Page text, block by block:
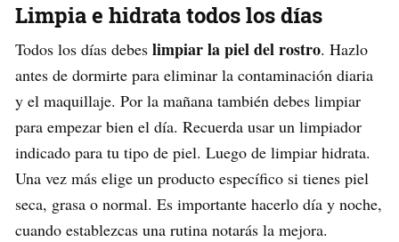
Limpia e hidrata todos los días
Todos los días debes limpiar la piel del rostro. Hazlo
antes de dormirte para eliminar la contaminación diaria
y el maquillaje. Por la mañana también debes limpiar
para empezar bien el día. Recuerda usar un limpiador
indicado para tu tipo de piel. Luego de limpiar hidrata.
Una vez más elige un producto específico si tienes piel
seca, grasa o normal. Es importante hacerlo día y noche,
cuando establezcas una rutina notarás la mejora.